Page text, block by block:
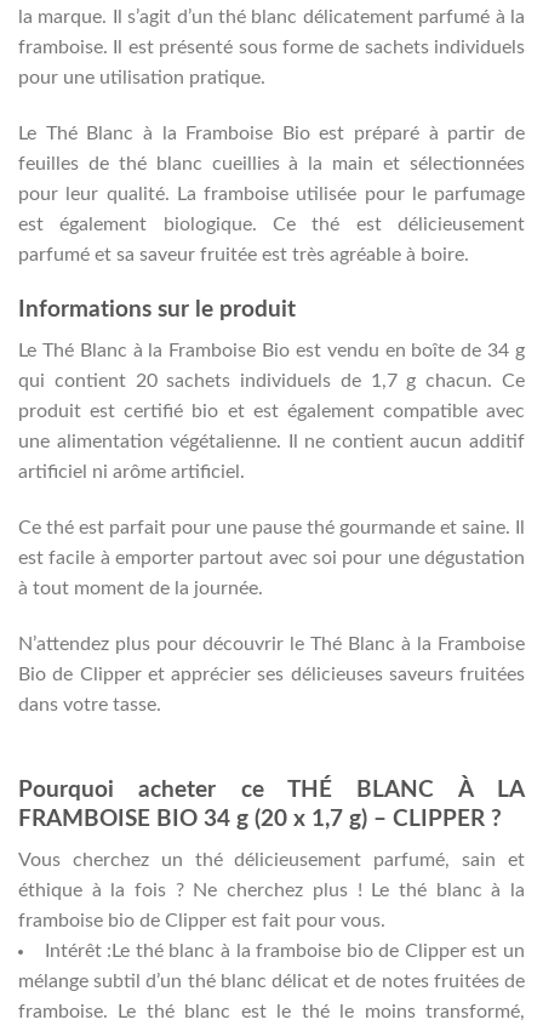
la marque. Il s’agit d’un thé blanc délicatement parfumé à la
framboise. Il est présenté sous forme de sachets individuels
pour une utilisation pratique.
Le Thé Blanc à la Framboise Bio est préparé à partir de
feuilles de thé blanc cueillies à la main et sélectionnées
pour leur qualité. La framboise utilisée pour le parfumage
est également biologique. Ce thé est délicieusement
parfumé et sa saveur fruitée est très agréable à boire.
Informations sur le produit
Le Thé Blanc à la Framboise Bio est vendu en boîte de 34 g
qui contient 20 sachets individuels de 1,7 g chacun. Ce
produit est certifié bio et est également compatible avec
une alimentation végétalienne. Il ne contient aucun additif
artificiel ni arôme artificiel.
Ce thé est parfait pour une pause thé gourmande et saine. Il
est facile à emporter partout avec soi pour une dégustation
à tout moment de la journée.
N’attendez plus pour découvrir le Thé Blanc à la Framboise
Bio de Clipper et apprécier ses délicieuses saveurs fruitées
dans votre tasse.
Pourquoi acheter ce THÉ BLANC À LA
FRAMBOISE BIO 34 g (20 x 1,7 g) – CLIPPER ?
Vous cherchez un thé délicieusement parfumé, sain et
éthique à la fois ? Ne cherchez plus ! Le thé blanc à la
framboise bio de Clipper est fait pour vous.
Intérêt :Le thé blanc à la framboise bio de Clipper est un
mélange subtil d’un thé blanc délicat et de notes fruitées de
framboise. Le thé blanc est le thé le moins transformé,